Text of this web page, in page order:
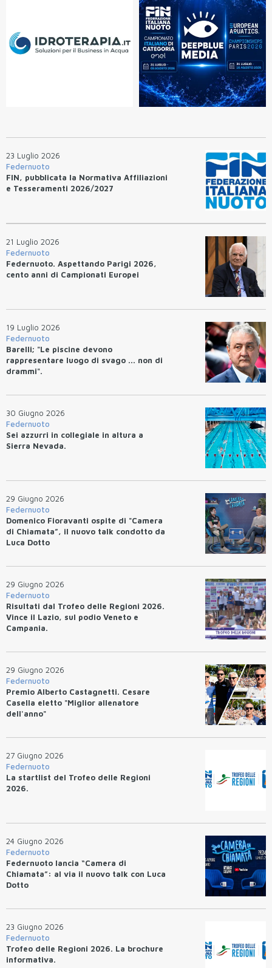
23 Luglio 2026
Federnuoto
FIN, pubblicata la Normativa Affiliazioni
e Tesseramenti 2026/2027
21 Luglio 2026
Federnuoto
Federnuoto. Aspettando Parigi 2026,
cento anni di Campionati Europei
19 Luglio 2026
Federnuoto
Barelli; "Le piscine devono
rappresentare luogo di svago ... non di
drammi".
30 Giugno 2026
Federnuoto
Sei azzurri in collegiale in altura a
Sierra Nevada.
29 Giugno 2026
Federnuoto
Domenico Fioravanti ospite di "Camera
di Chiamata”, il nuovo talk condotto da
Luca Dotto
29 Giugno 2026
Federnuoto
Risultati dal Trofeo delle Regioni 2026.
Vince il Lazio, sul podio Veneto e
Campania.
29 Giugno 2026
Federnuoto
Premio Alberto Castagnetti. Cesare
Casella eletto "Miglior allenatore
dell'anno"
27 Giugno 2026
Federnuoto
La startlist del Trofeo delle Regioni
2026.
24 Giugno 2026
Federnuoto
Federnuoto lancia “Camera di
Chiamata”: al via il nuovo talk con Luca
Dotto
23 Giugno 2026
Federnuoto
Trofeo delle Regioni 2026. La brochure
informativa.